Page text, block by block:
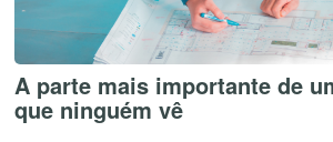
A parte mais importante de
que ninguém vê